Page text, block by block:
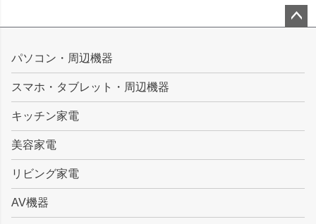
ップ
パソコン・周辺機器
スマホ・タブレット・周辺機器
キッチン家電
美容家電
リビング家電
AV機器